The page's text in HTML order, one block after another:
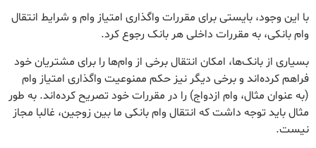
با این وجود، بایستی برای مقررات واگذاری امتیاز وام و شرایط انتقال
وام بانکی، به مقررات داخلی هر بانک رجوع کرد.
بسیاری از بانک‌ها، امکان انتقال برخی از وام‌ها را برای مشتریان خود
فراهم کرده‌اند و برخی دیگر نیز حکم ممنوعیت واگذاری امتیاز وام
(به عنوان مثال، وام ازدواج) را در مقررات خود تصریح کرده‌اند. به طور
مثال باید توجه داشت که انتقال وام بانکی ما بین زوجین، غالبا مجاز
نیست.